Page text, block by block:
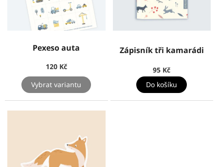
Pexeso auta
120 Kč
Vybrat variantu
Zápisník tři kamarádi
95 Kč
Do košíku